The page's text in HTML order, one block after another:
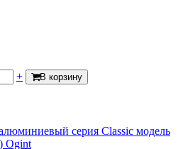
+ В корзину